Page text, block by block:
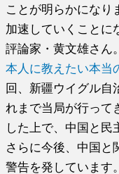
ことが明らかになり
加速していくことに
評論家・黄文雄さん
本人に教えたい本当
回、新疆ウイグル自
れまで当局が行って
した上で、中国と民
さらに今後、中国と
警告を発しています。